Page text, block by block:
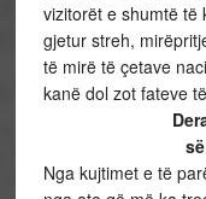
vizitorët e shumtë të
gjetur streh,
të mirë të çetave
kanë dol zot fateve
Nga kujtimet e të